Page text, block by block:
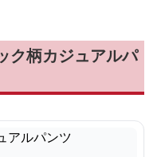
ク柄カジュアルパ